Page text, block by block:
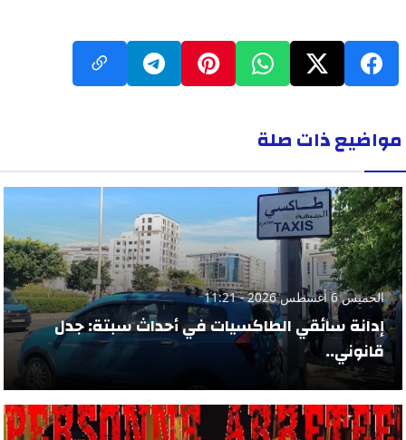
مواضيع ذات صلة
الخميس 6 أغسطس 2026 - 11:21
إدانة سائقي الطاكسيات في أحداث سبتة: جدل
قانوني..